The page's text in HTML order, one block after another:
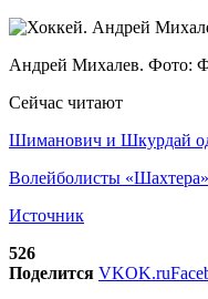
Андрей Михалев. Фото:
Сейчас читают
Шиманович и Шкурдай
Волейболисты
Источник
526
Поделится VKOK.ru